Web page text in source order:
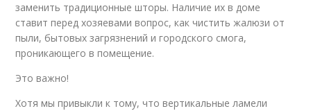
заменить традиционные шторы. Наличие их в доме
ставит перед хозяевами вопрос, как чистить жалюзи от
пыли, бытовых загрязнений и городского смога,
проникающего в помещение.
Это важно!
Хотя мы привыкли к тому, что вертикальные ламели